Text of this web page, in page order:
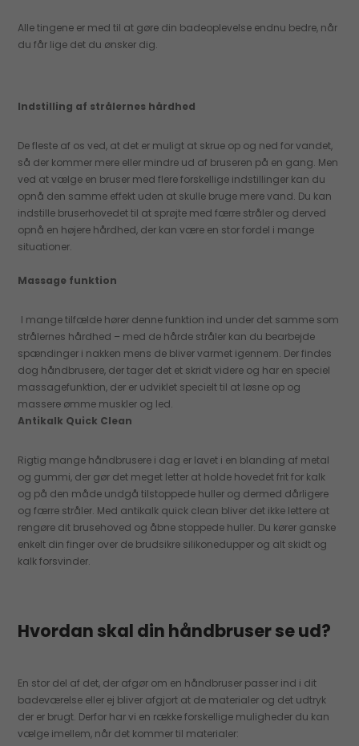
Alle tingene er med til at gøre din badeoplevelse endnu bedre, når
du får lige det du ønsker dig.
Indstilling af strålernes hårdhed
De fleste af os ved, at det er muligt at skrue op og ned for vandet,
så der kommer mere eller mindre ud af bruseren på en gang. Men
ved at vælge en bruser med flere forskellige indstillinger kan du
opnå den samme effekt uden at skulle bruge mere vand. Du kan
indstille bruserhovedet til at sprøjte med færre stråler og derved
opnå en højere hårdhed, der kan være en stor fordel i mange
situationer.
Massage funktion
I mange tilfælde hører denne funktion ind under det samme som
strålernes hårdhed – med de hårde stråler kan du bearbejde
spændinger i nakken mens de bliver varmet igennem. Der findes
dog håndbrusere, der tager det et skridt videre og har en speciel
massagefunktion, der er udviklet specielt til at løsne op og
massere ømme muskler og led.
Antikalk Quick Clean
Rigtig mange håndbrusere i dag er lavet i en blanding af metal
og gummi, der gør det meget letter at holde hovedet frit for kalk
og på den måde undgå tilstoppede huller og dermed dårligere
og færre stråler. Med antikalk quick clean bliver det ikke lettere at
rengøre dit brusehoved og åbne stoppede huller. Du kører ganske
enkelt din finger over de brudsikre silikonedupper og alt skidt og
kalk forsvinder.
Hvordan skal din håndbruser se ud?
En stor del af det, der afgør om en håndbruser passer ind i dit
badeværelse eller ej bliver afgjort at de materialer og det udtryk
der er brugt. Derfor har vi en række forskellige muligheder du kan
vælge imellem, når det kommer til materialer: